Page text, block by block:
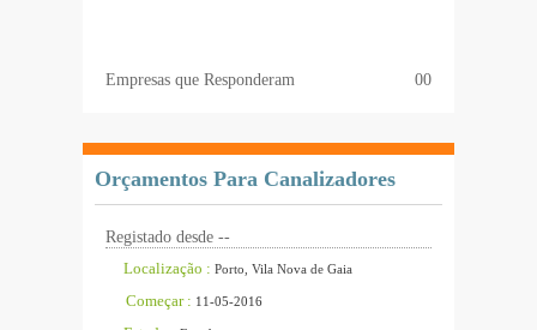
Empresas que Responderam 00
Orçamentos Para Canalizadores
Registado desde --
Localização : Porto, Vila Nova de Gaia
Começar : 11-05-2016